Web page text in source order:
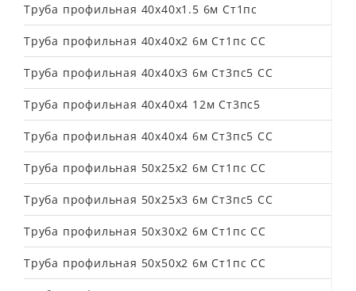
Труба профильная 40х40х1.5 6м Ст1пс
Труба профильная 40х40х2 6м Ст1пс СС
Труба профильная 40х40х3 6м Ст3пс5 СС
Труба профильная 40х40х4 12м Ст3пс5
Труба профильная 40х40х4 6м Ст3пс5 СС
Труба профильная 50х25х2 6м Ст1пс СС
Труба профильная 50х25х3 6м Ст3пс5 СС
Труба профильная 50х30х2 6м Ст1пс СС
Труба профильная 50х50х2 6м Ст1пс СС